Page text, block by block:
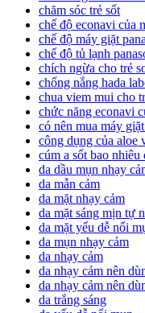
chăm sóc trẻ sốt
chế độ econavi của
chế độ máy giặt
chế độ tủ lạnh
chích ngừa cho trẻ
chống nắng hada
chua viem mui cho
chức năng econavi
có nên mua máy
công dụng của aloe
cúm a sốt bao nhiêu
da dầu mụn nhạy
da mẫn cảm
da mặt nhạy cảm
da mặt sáng mịn tự
da mặt yếu dễ nổi
da mụn nhạy cảm
da nhạy cảm
da nhạy cảm nên
da nhạy cảm nên
da trắng sáng